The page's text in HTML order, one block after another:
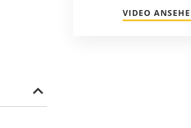
VIDEO